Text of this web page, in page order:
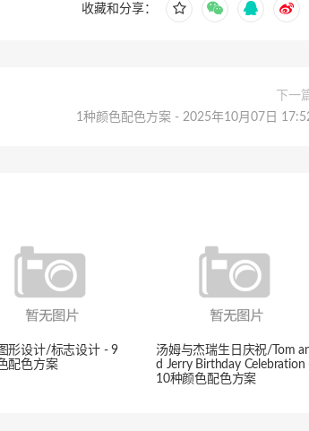
收藏和分享：
下一
1种颜色配色方案 - 2025年10月07日
形设计/标志设计 - 9
配色方案
汤姆与杰瑞生日庆祝/Tom
d Jerry Birthday Celebration
10种颜色配色方案